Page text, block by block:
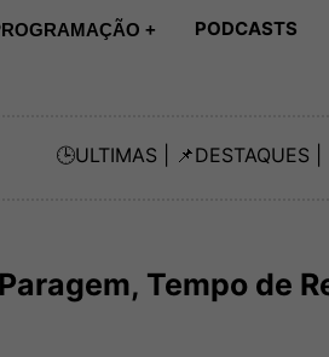
+ PODCASTS
🕒ULTIMAS | 📌DESTAQUES |
Tempo de